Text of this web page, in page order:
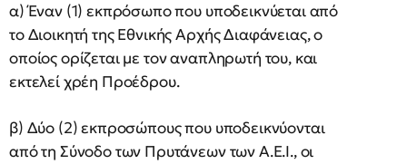
α) Έναν (1) εκπρόσωπο που υποδεικνύεται από
το Διοικητή της Εθνικής Αρχής Διαφάνειας, ο
οποίος ορίζεται με τον αναπληρωτή του, και
εκτελεί χρέη Προέδρου.
β) Δύο (2) εκπροσώπους που υποδεικνύονται
από τη Σύνοδο των Πρυτάνεων των Α.Ε.Ι., οι